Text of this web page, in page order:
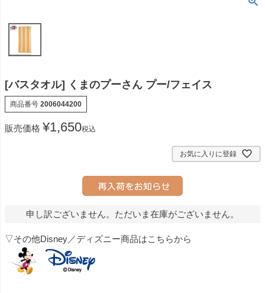
[バスタオル] くまのプーさん プー/フェイス
商品番号 2006044200
販売価格 ¥1,650税込
お気に入りに登録
申し訳ございません。ただいま在庫がございません。
▽その他Disney／ディズニー商品はこちらから